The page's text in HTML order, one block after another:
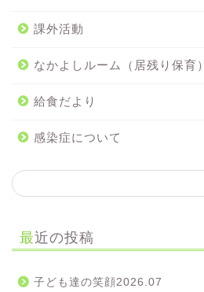
課外活動
なかよしルーム（居残り保育）
給食だより
感染症について
最近の投稿
子ども達の笑顔2026.07